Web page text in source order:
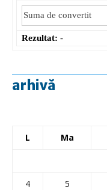
Rezultat: -
arhivă
L Ma
4
5